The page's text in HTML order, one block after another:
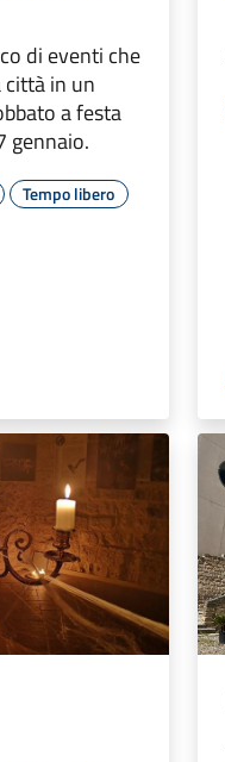
di eventi che
in un
a festa
gennaio.
Tempo libero